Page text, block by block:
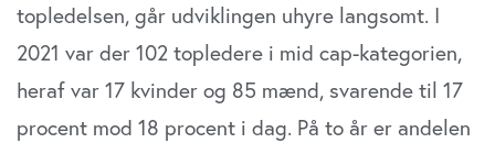
topledelsen, går udviklingen uhyre langsomt. I
2021 var der 102 topledere i mid cap-kategorien,
heraf var 17 kvinder og 85 mænd, svarende til 17
procent mod 18 procent i dag. På to år er andelen